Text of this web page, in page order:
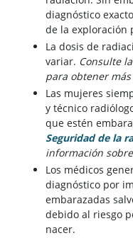
diagnóstico
de la exploración
La dosis de
variar. Consulte
para obtener
Las mujeres
y técnico
que estén
Seguridad de la
información
Los médicos
diagnóstico por
embarazadas
debido al riesgo
nacer.